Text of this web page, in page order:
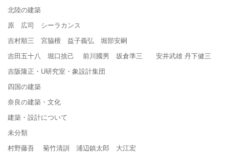
北陸の建築
原 広司 シーラカンス
吉村順三 宮脇檀 益子義弘 堀部安嗣
吉田五十八 堀口捨己 前川國男 坂倉準三 安井武雄 丹下健三
吉阪隆正・U研究室・象設計集団
四国の建築
奈良の建築・文化
建築・設計について
未分類
村野藤吾 菊竹清訓 浦辺鎮太郎 大江宏